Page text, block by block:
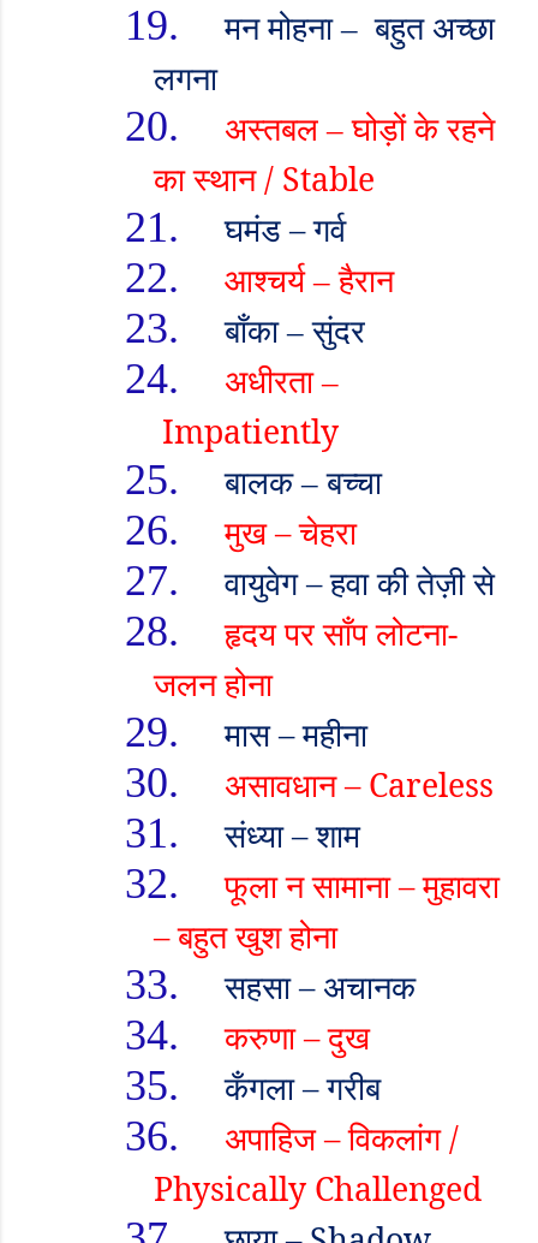
19. मन मोहना– बहुत अच्छा
लगना
20. अस्तबल–घोड़ों के रहने
का स्थान / Stable
21. घमंड–गर्व
22. आश्चर्य– हैरान
23. बाँका– सुंदर
24. अधीरता–
Impatiently
25. बालक– बच्चा
26. मुख–चेहरा
27. वायुवेग–हवा की तेज़ी से
28.
हृदय पर साँप लोटना-
जलन होना
29. मास–महीना
30. असावधान– Careless
31. संध्या–शाम
32. फूला न सामाना–मुहावरा
–बहुत खुश होना
33. सहसा–अचानक
34. करुणा–दुख
35. कँगला–गरीब
36. अपाहिज–विकलांग /
Physically Challenged